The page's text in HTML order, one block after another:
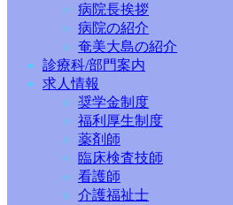
病院長挨拶
病院の紹介
奄美大島の紹介
診療科/部門案内
求人情報
奨学金制度
福利厚生制度
薬剤師
臨床検査技師
看護師
介護福祉士